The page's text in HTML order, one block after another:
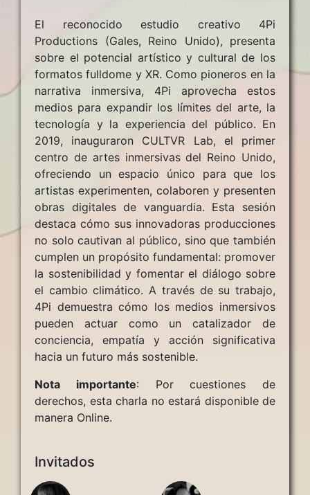
El reconocido estudio creativo 4Pi
Productions (Gales, Reino Unido), presenta
sobre el potencial artístico y cultural de los
formatos fulldome y XR. Como pioneros en la
narrativa inmersiva, 4Pi aprovecha estos
medios para expandir los límites del arte, la
tecnología y la experiencia del público. En
2019, inauguraron CULTVR Lab, el primer
centro de artes inmersivas del Reino Unido,
ofreciendo un espacio único para que los
artistas experimenten, colaboren y presenten
obras digitales de vanguardia. Esta sesión
destaca cómo sus innovadoras producciones
no solo cautivan al público, sino que también
cumplen un propósito fundamental: promover
la sostenibilidad y fomentar el diálogo sobre
el cambio climático. A través de su trabajo,
4Pi demuestra cómo los medios inmersivos
pueden actuar como un catalizador de
conciencia, empatía y acción significativa
hacia un futuro más sostenible.
Nota importante: Por cuestiones de
derechos, esta charla no estará disponible de
manera Online.
Invitados